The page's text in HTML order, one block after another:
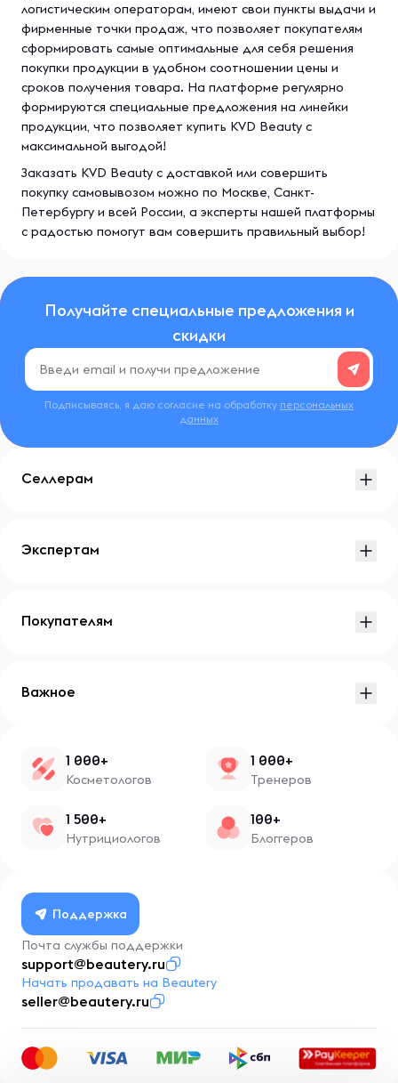
логистическим операторам, имеют свои пункты выдачи и
фирменные точки продаж, что позволяет покупателям
сформировать самые оптимальные для себя решения
покупки продукции в удобном соотношении цены и
сроков получения товара. На платформе регулярно
формируются специальные предложения на линейки
продукции, что позволяет купить KVD Beauty с
максимальной выгодой!
Заказать KVD Beauty с доставкой или совершить
покупку самовывозом можно по Москве, Санкт-
Петербургу и всей России, а эксперты нашей платформы
с радостью помогут вам совершить правильный выбор!
Получайте специальные предложения и
скидки
Подписываясь, я даю согласие на обработку персональных
данных
Селлерам
Экспертам
Покупателям
Важное
1 000+
Косметологов
1 000+
Тренеров
1 500+
Нутрициологов
100+
Блоггеров
Поддержка
Почта службы поддержки
support@beautery.ru
Начать продавать на Beautery
seller@beautery.ru